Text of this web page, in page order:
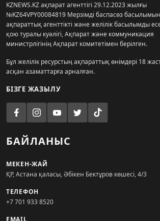
KZNEWS.KZ ақпарат агенттігі 29.12.2023 жылғы
№KZ64VPY00084819 Мерзімді баспасөз
ақпараттық агенттікті және желілік басылымды
қою туралы куәлігі, Ақпарат және коммуникация
министрлігінің Ақпарат комитетімен берілген.
Бұл желілік ресурстың ақпараттық өнімдері 18
асқан азаматтарға арналған.
БІЗГЕ ЖАЗЫЛУ
БАЙЛАНЫС
МЕКЕН-ЖАЙ
ҚР, Астана қаласы, Әбікен Бектұров көшесі, 4/3
ТЕЛЕФОН
+7 701 933 8520
EMAIL